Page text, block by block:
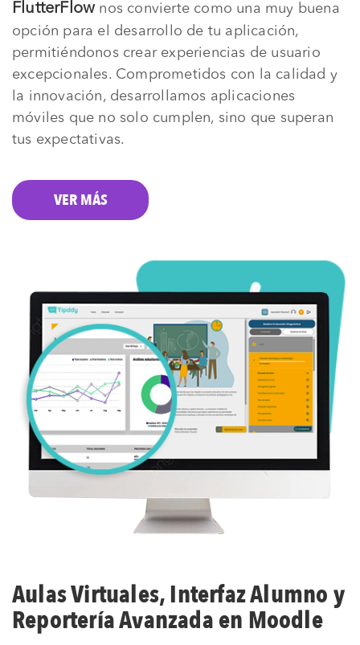
FlutterFlownos convierte como una muy buena
opción para el desarrollo de tu aplicación,
permitiéndonos crear experiencias de usuario
excepcionales. Comprometidos con la calidad y
la innovación, desarrollamos aplicaciones
móviles que no solo cumplen, sino que superan
tus expectativas.
VER MÁS
Aulas Virtuales, Interfaz Alumno y
Reportería Avanzada en Moodle